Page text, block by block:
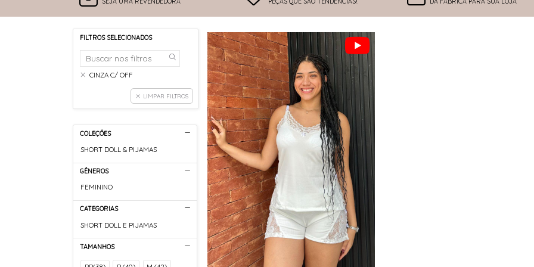
FILTROS SELECIONADOS
CINZA C/ OFF
LIMPAR FILTROS
COLEÇÕES
SHORT DOLL & PIJAMAS
GÊNEROS
FEMININO
CATEGORIAS
SHORT DOLL E PIJAMAS
TAMANHOS